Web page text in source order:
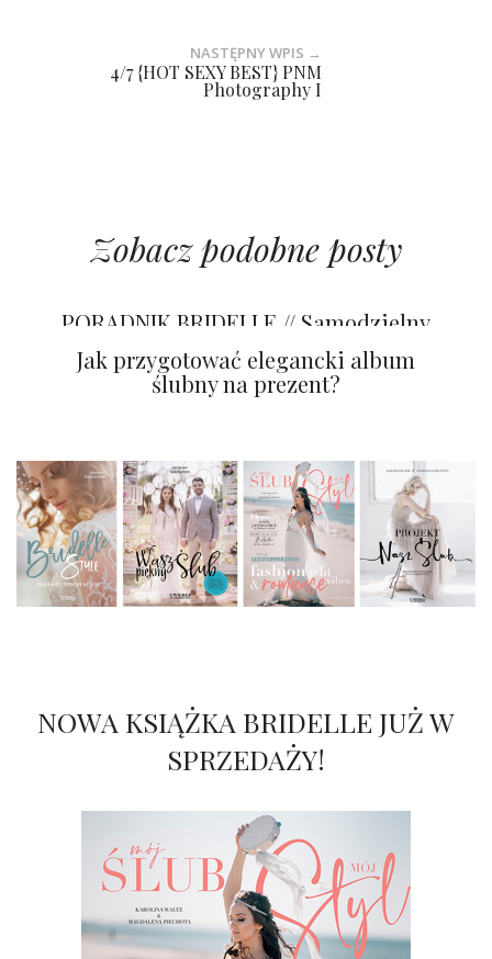
NASTĘPNY WPIS →
4/7 {HOT SEXY BEST} PNM
Photography I
Zobacz podobne posty
Tapety na ścianę z efektem WOW!
PORADNIK BRIDELLE // Samodzielny
projekt i druk zaproszeń ślubnych
Jak przygotować elegancki album
ślubny na prezent?
NOWA KSIĄŻKA BRIDELLE JUŻ W
SPRZEDAŻY!